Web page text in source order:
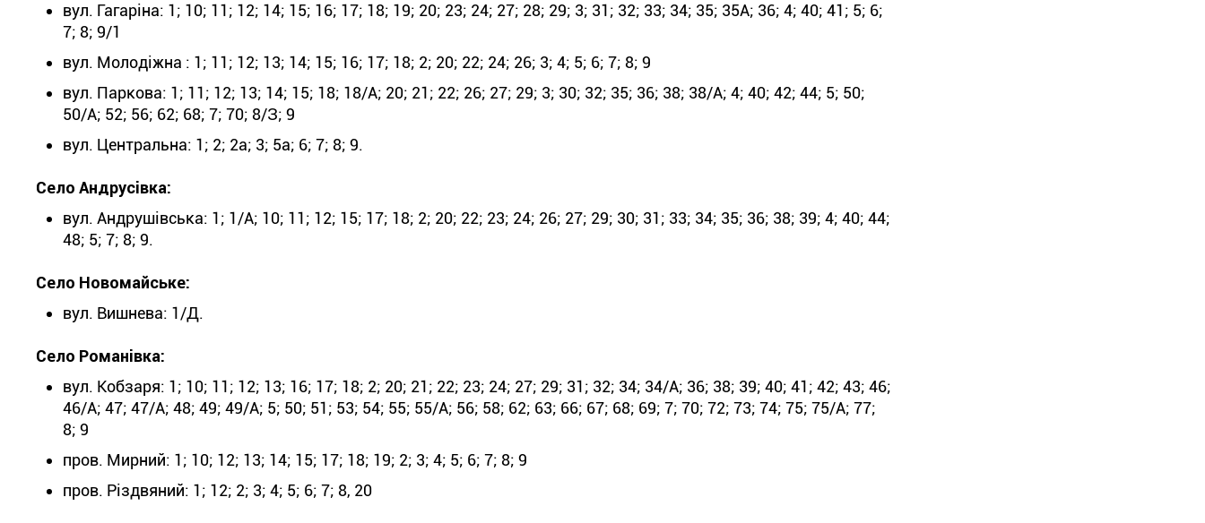
вул. Гагаріна: 1; 10; 11; 12; 14; 15; 16; 17; 18; 19; 20; 23; 24; 27; 28; 29; 3; 31; 32; 33; 34; 35; 35А; 36; 4; 40; 41; 5; 6;
7; 8; 9/1
вул. Молодіжна : 1; 11; 12; 13; 14; 15; 16; 17; 18; 2; 20; 22; 24; 26; 3; 4; 5; 6; 7; 8; 9
вул. Паркова: 1; 11; 12; 13; 14; 15; 18; 18/А; 20; 21; 22; 26; 27; 29; 3; 30; 32; 35; 36; 38; 38/А; 4; 40; 42; 44; 5; 50;
50/А; 52; 56; 62; 68; 7; 70; 8/З; 9
вул. Центральна: 1; 2; 2а; 3; 5а; 6; 7; 8; 9.
Село Андрусівка:
вул. Андрушівська: 1; 1/А; 10; 11; 12; 15; 17; 18; 2; 20; 22; 23; 24; 26; 27; 29; 30; 31; 33; 34; 35; 36; 38; 39; 4; 40; 44;
48; 5; 7; 8; 9.
Село Новомайське:
вул. Вишнева: 1/Д.
Село Романівка:
вул. Кобзаря: 1; 10; 11; 12; 13; 16; 17; 18; 2; 20; 21; 22; 23; 24; 27; 29; 31; 32; 34; 34/А; 36; 38; 39; 40; 41; 42; 43; 46;
46/А; 47; 47/А; 48; 49; 49/А; 5; 50; 51; 53; 54; 55; 55/А; 56; 58; 62; 63; 66; 67; 68; 69; 7; 70; 72; 73; 74; 75; 75/А; 77;
8; 9
пров. Мирний: 1; 10; 12; 13; 14; 15; 17; 18; 19; 2; 3; 4; 5; 6; 7; 8; 9
пров. Різдвяний: 1; 12; 2; 3; 4; 5; 6; 7; 8, 20